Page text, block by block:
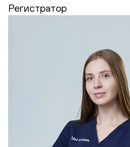
Регистратор